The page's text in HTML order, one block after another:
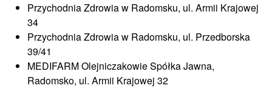
Przychodnia Zdrowia w Radomsku, ul. Armii Krajowej
34
Przychodnia Zdrowia w Radomsku, ul. Przedborska
39/41
MEDIFARM Olejniczakowie Spółka Jawna,
Radomsko, ul. Armii Krajowej 32